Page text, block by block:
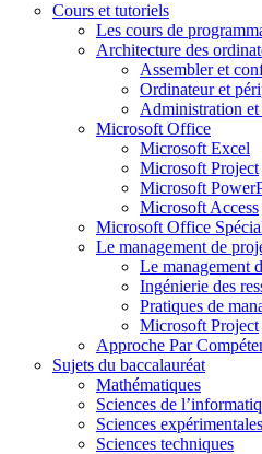
Cours et tutoriels
Les cours de
Architecture des
Assembler et
Ordinateur et
Administration et
Microsoft Office
Microsoft Excel
Microsoft Project
Microsoft
Microsoft Access
Microsoft Office
Le management de
Le management
Ingénierie des
Pratiques de
Microsoft Project
Approche Par
Sujets du baccalauréat
Mathématiques
Sciences de
Sciences expérimentales
Sciences techniques